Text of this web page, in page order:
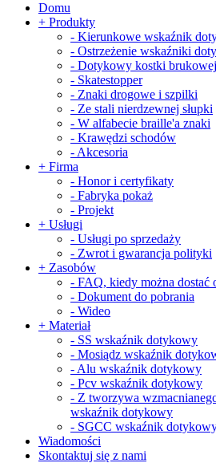
Domu
+ Produkty
- Kierunkowe wskaźnik
- Ostrzeżenie wskaźniki
- Dotykowy kostki brukowej
- Skatestopper
- Znaki drogowe i szpilki
- Ze stali nierdzewnej słupki
- W alfabecie braille'a znaki
- Krawędzi schodów
- Akcesoria
+ Firma
- Honor i certyfikaty
- Fabryka pokaż
- Projekt
+ Usługi
- Usługi po sprzedaży
- Zwrot i gwarancja polityki
+ Zasobów
- FAQ, kiedy można dostać
- Dokument do pobrania
- Wideo
+ Materiał
- SS wskaźnik dotykowy
- Mosiądz wskaźnik
- Alu wskaźnik dotykowy
- Pcv wskaźnik dotykowy
- Z tworzywa
wskaźnik dotykowy
- SGCC wskaźnik
Wiadomości
Skontaktuj się z nami